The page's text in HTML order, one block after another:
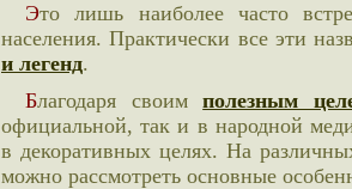
Это лишь наиболее часто встречающиеся названия у русскоязычного
населения. Практически все эти
и легенд.
Благодаря своимполезным
официальной, так и в народной
в декоративных целях. На
можно рассмотреть основные